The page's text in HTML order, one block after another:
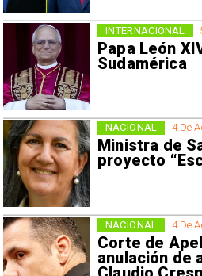
Papa León
Sudamérica
INTERNACIONAL
4 De
Ministra de
proyecto
NACIONAL
4 De
Corte de
anulación de
NACIONAL